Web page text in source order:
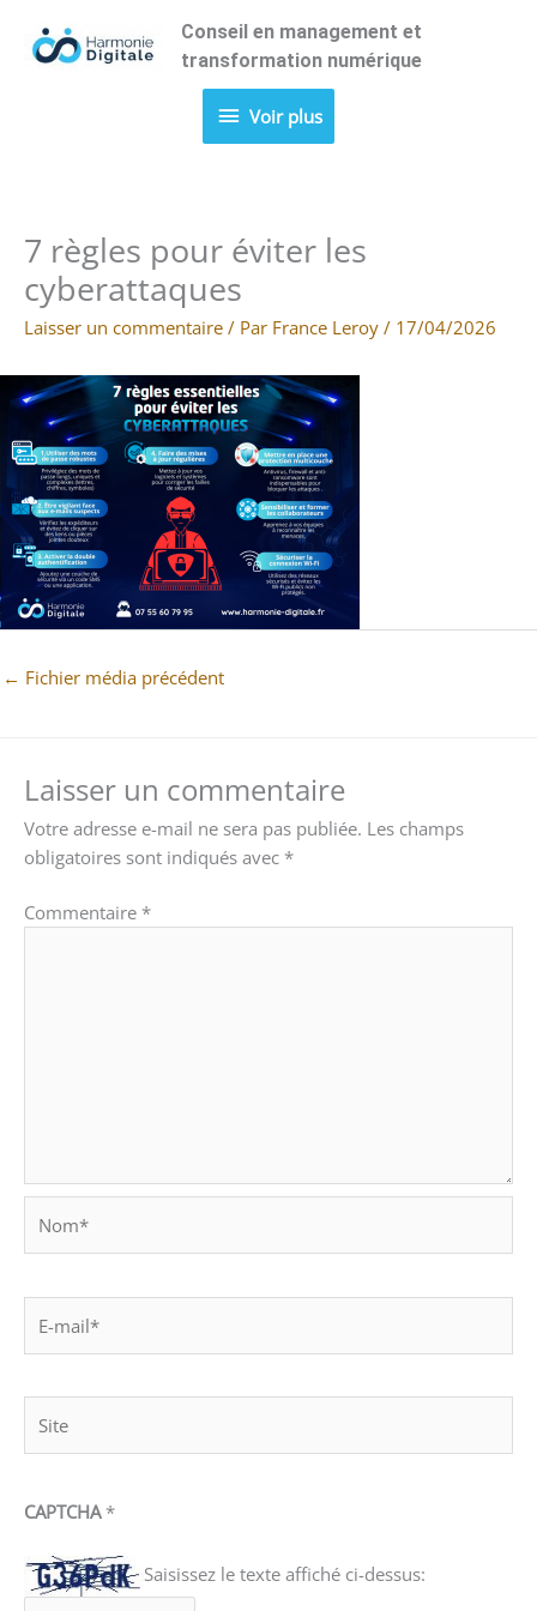
contenu
Conseil en management et
transformation numérique
Voir
plus
Voir plus
7 règles pour éviter les
cyberattaques
Laisser un commentaire / Par France Leroy / 17/04/2026
← Fichier média précédent
Laisser un commentaire
Votre adresse e-mail ne sera pas publiée. Les champs
obligatoires sont indiqués avec *
Commentaire *
mail*
CAPTCHA *
Saisissez le texte affiché ci-dessus: